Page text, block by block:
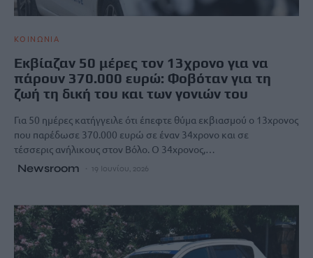
ΚΟΙΝΩΝΙΑ
Εκβίαζαν 50 μέρες τον 13χρονο για να
πάρουν 370.000 ευρώ: Φοβόταν για τη
ζωή τη δική του και των γονιών του
Για 50 ημέρες κατήγγειλε ότι έπεφτε θύμα εκβιασμού ο 13χρονος
που παρέδωσε 370.000 ευρώ σε έναν 34χρονο και σε
τέσσερις ανήλικους στον Βόλο. Ο 34χρονος,…
Newsroom 19 Ιουνίου, 2026